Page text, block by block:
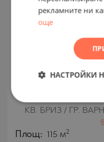
Дизайнерски
с панорамна
КВ. БРИЗ / ГР.
Площ: 115 м2
рекламните ни
още
НАСТРОЙКИ